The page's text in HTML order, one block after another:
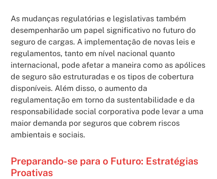
As mudanças regulatórias e legislativas também
desempenharão um papel significativo no futuro do
seguro de cargas. A implementação de novas leis e
regulamentos, tanto em nível nacional quanto
internacional, pode afetar a maneira como as apólices
de seguro são estruturadas e os tipos de cobertura
disponíveis. Além disso, o aumento da
regulamentação em torno da sustentabilidade e da
responsabilidade social corporativa pode levar a uma
maior demanda por seguros que cobrem riscos
ambientais e sociais.
Preparando-se para o Futuro: Estratégias
Proativas